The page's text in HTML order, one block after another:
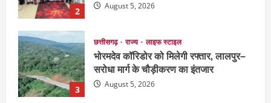
3 August 5, 2026
4
छत्तीसगढ़
शंकराचार्य अविमुक्तेश्वरानंद का चातुर्मास्य ग्राम
सलधा में
July 28, 2026